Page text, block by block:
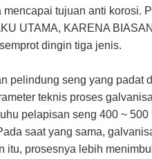
tujuan anti
UTAMA, KARENA
dingin tiga jenis.
pelindung seng yang
teknis proses
pelapisan seng 400 ~
saat yang sama,
itu, prosesnya lebih